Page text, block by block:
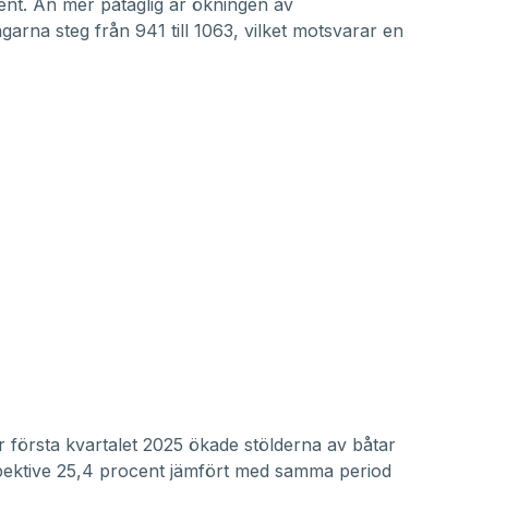
Än mer påtaglig är ökningen av
steg från 941 till 1063, vilket motsvarar en
första kvartalet 2025 ökade stölderna av båtar
25,4 procent jämfört med samma period